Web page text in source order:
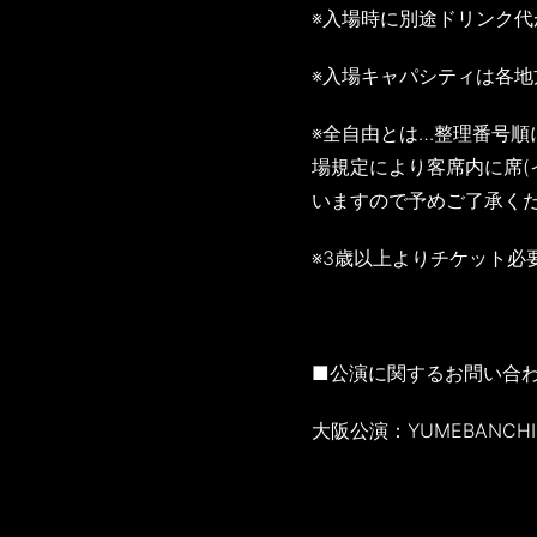
※入場時に別途ドリンク
※入場キャパシティは各
※全自由とは…整理番号順
場規定により客席内に席
いますので予めご了承く
※3歳以上よりチケット必
■公演に関するお問い合
大阪公演：